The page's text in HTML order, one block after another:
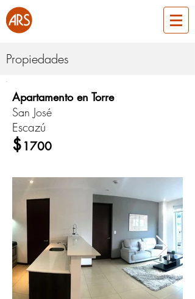
Propiedades
Apartamento en Torre
San José
Escazú
$ 1700